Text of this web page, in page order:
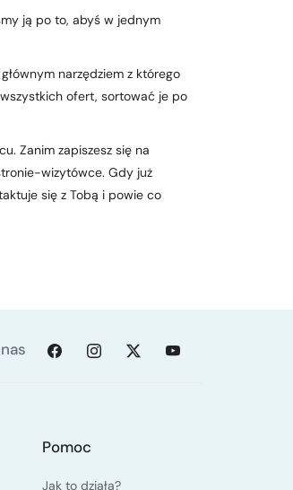
ją po to, abyś w jednym
narzędziem z którego
ofert, sortować je po
Zanim zapiszesz się na
wizytówce. Gdy już
się z Tobą i powie co
Pomoc
Jak to działa?